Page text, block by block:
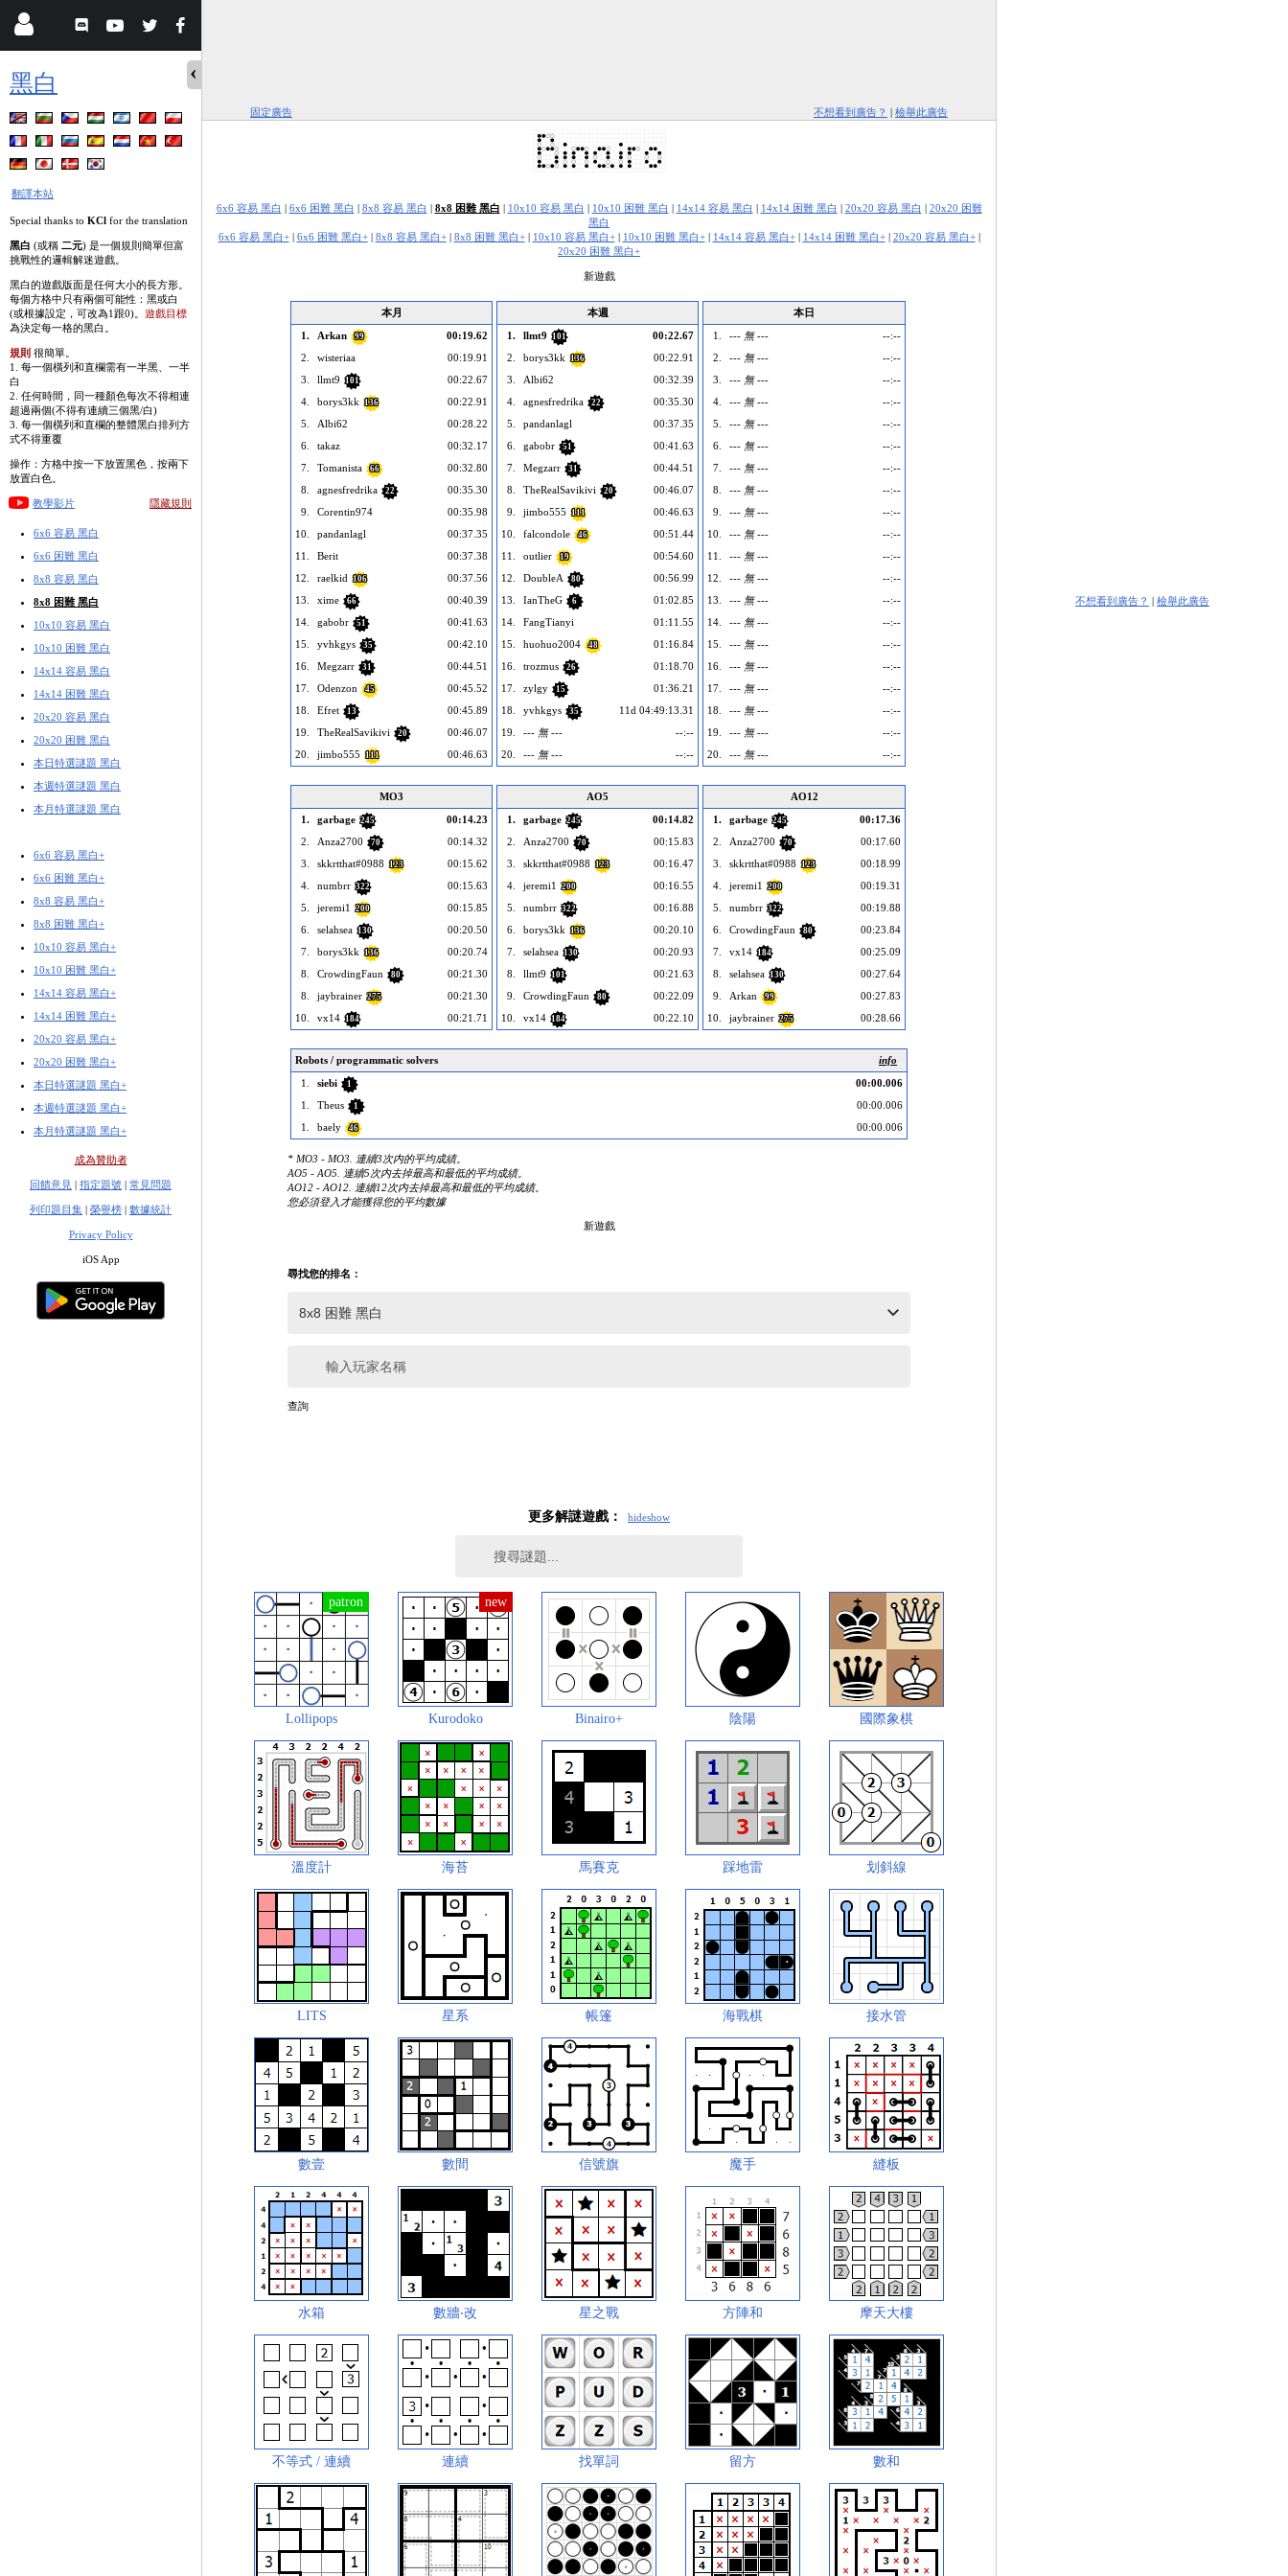
黑白
翻譯本站
Special thanks to KCl for the translation
黑白 (或稱 二元) 是一個規則簡單但富
挑戰性的邏輯解迷遊戲。
黑白的遊戲版面是任何大小的長方形。
每個方格中只有兩個可能性：黑或白
(或根據設定，可改為1跟0)。 遊戲目標
為決定每一格的黑白。
規則 很簡單。
1. 每一個橫列和直欄需有一半黑、一半
白
2. 任何時間，同一種顏色每次不得相連
超過兩個(不得有連續三個黑/白)
3. 每一個橫列和直欄的整體黑白排列方
式不得重覆
操作：方格中按一下放置黑色，按兩下
放置白色。
教學影片 隱藏規則
6x6 容易 黑白
6x6 困難 黑白
8x8 容易 黑白
8x8 困難 黑白
10x10 容易 黑白
10x10 困難 黑白
14x14 容易 黑白
14x14 困難 黑白
20x20 容易 黑白
20x20 困難 黑白
本日特選謎題 黑白
本週特選謎題 黑白
本月特選謎題 黑白
6x6 容易 黑白+
6x6 困難 黑白+
8x8 容易 黑白+
8x8 困難 黑白+
10x10 容易 黑白+
10x10 困難 黑白+
14x14 容易 黑白+
14x14 困難 黑白+
20x20 容易 黑白+
20x20 困難 黑白+
本日特選謎題 黑白+
本週特選謎題 黑白+
本月特選謎題 黑白+
成為贊助者
回饋意見 | 指定題號 | 常見問題
列印題目集 | 榮譽榜 | 數據統計
Privacy Policy
iOS App
固定廣告 不想看到廣告？ | 檢舉此廣告
6x6 容易 黑白 | 6x6 困難 黑白 | 8x8 容易 黑白 | 8x8 困難 黑白 | 10x10 容易 黑白 | 10x10 困難 黑白 | 14x14 容易 黑白 | 14x14 困難 黑白 | 20x20 容易 黑白 | 20x20 困難
黑白
6x6 容易 黑白+| 6x6 困難 黑白+| 8x8 容易 黑白+| 8x8 困難 黑白+| 10x10 容易 黑白+| 10x10 困難 黑白+| 14x14 容易 黑白+| 14x14 困難 黑白+| 20x20 容易 黑白+|
20x20 困難 黑白+
新遊戲
本月
1.
Arkan 99
00:19.62
2.
wisteriaa
00:19.91
3.
llmt9 101
00:22.67
4.
borys3kk 136
00:22.91
5.
Albi62
00:28.22
6.
takaz
00:32.17
7.
Tomanista 66
00:32.80
8.
agnesfredrika 22
00:35.30
9.
Corentin974
00:35.98
10.
pandanlagl
00:37.35
11.
Berit
00:37.38
12.
raelkid 106
00:37.56
13.
xime 66
00:40.39
14.
gabobr 51
00:41.63
15.
yvhkgys 35
00:42.10
16.
Megzarr 31
00:44.51
17.
Odenzon 45
00:45.52
18.
Efret 13
00:45.89
19.
TheRealSavikivi 20
00:46.07
20.
jimbo555 111 00:46.63
本週
1.
llmt9 101
00:22.67
2.
borys3kk 136
00:22.91
3.
Albi62
00:32.39
4.
agnesfredrika 22
00:35.30
5.
pandanlagl
00:37.35
6.
gabobr 51
00:41.63
7.
Megzarr 31
00:44.51
8.
TheRealSavikivi 20
00:46.07
9.
jimbo555 111
00:46.63
10.
falcondole 46
00:51.44
11.
outlier 19
00:54.60
12.
DoubleA 80
00:56.99
13.
IanTheG 6
01:02.85
14.
FangTianyi
01:11.55
15.
huohuo2004 48
01:16.84
16.
trozmus 26
01:18.70
17.
zylgy 15
01:36.21
18.
yvhkgys 35
11d 04:49:13.31
19.
--- 無 ---
--:--
20.
--- 無 --- --:--
本日
1.
--- 無 ---
--:--
2.
--- 無 ---
--:--
3.
--- 無 ---
--:--
4.
--- 無 ---
--:--
5.
--- 無 ---
--:--
6.
--- 無 ---
--:--
7.
--- 無 ---
--:--
8.
--- 無 ---
--:--
9.
--- 無 ---
--:--
10.
--- 無 ---
--:--
11.
--- 無 ---
--:--
12.
--- 無 ---
--:--
13.
--- 無 ---
--:--
14.
--- 無 ---
--:--
15.
--- 無 ---
--:--
16.
--- 無 ---
--:--
17.
--- 無 ---
--:--
18.
--- 無 ---
--:--
19.
--- 無 ---
--:--
20.
--- 無 --- --:--
MO3
1.
garbage 245
00:14.23
2.
Anza2700 70
00:14.32
3.
skkrtthat#0988 123
00:15.62
4.
numbrr 322
00:15.63
5.
jeremi1 200
00:15.85
6.
selahsea 130
00:20.50
7.
borys3kk 136
00:20.74
8.
CrowdingFaun 80
00:21.30
8.
jaybrainer 275
00:21.30
10.
vx14 184 00:21.71
AO5
1.
garbage 245
00:14.82
2.
Anza2700 70
00:15.83
3.
skkrtthat#0988 123
00:16.47
4.
jeremi1 200
00:16.55
5.
numbrr 322
00:16.88
6.
borys3kk 136
00:20.10
7.
selahsea 130
00:20.93
8.
llmt9 101
00:21.63
9.
CrowdingFaun 80
00:22.09
10.
vx14 184 00:22.10
AO12
1.
garbage 245
00:17.36
2.
Anza2700 70
00:17.60
3.
skkrtthat#0988 123
00:18.99
4.
jeremi1 200
00:19.31
5.
numbrr 322
00:19.88
6.
CrowdingFaun 80
00:23.84
7.
vx14 184
00:25.09
8.
selahsea 130
00:27.64
9.
Arkan 99
00:27.83
10.
jaybrainer 275 00:28.66
Robots / programmatic solvers
info
1.
siebi 1
00:00.006
1.
Theus 1
00:00.006
1.
baely 46 00:00.006
* MO3 - MO3. 連續3次内的平均成績。
AO5 - AO5. 連續5次内去掉最高和最低的平均成績。
AO12 - AO12. 連續12次内去掉最高和最低的平均成績。
您必須登入才能獲得您的平均數據
新遊戲
尋找您的排名：
輸入玩家名稱
查詢
更多解謎遊戲： hideshow
Lollipops Kurodoko Binairo+ 陰陽 國際象棋
溫度計 海苔 馬賽克 踩地雷 划斜線
LITS 星系 帳篷 海戰棋 接水管
數壹 數間 信號旗 魔手 縫板
水箱 數牆‧改 星之戰 方陣和 摩天大樓
不等式 / 連續 連續 找單詞 留方 數和
不想看到廣告？ | 檢舉此廣告